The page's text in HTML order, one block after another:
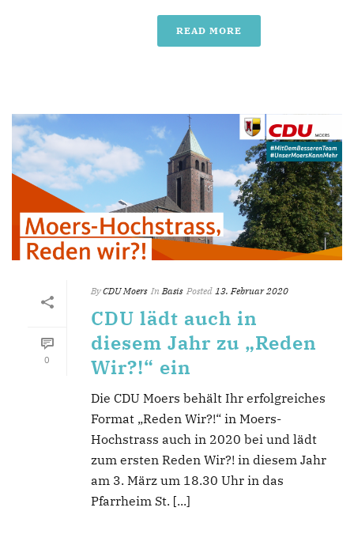
READ MORE
0
By CDU Moers In Basis Posted 13. Februar 2020
CDU lädt auch in
diesem Jahr zu „Reden
Wir?!“ ein
Die CDU Moers behält Ihr erfolgreiches
Format „Reden Wir?!“ in Moers-
Hochstrass auch in 2020 bei und lädt
zum ersten Reden Wir?! in diesem Jahr
am 3. März um 18.30 Uhr in das
Pfarrheim St. [...]